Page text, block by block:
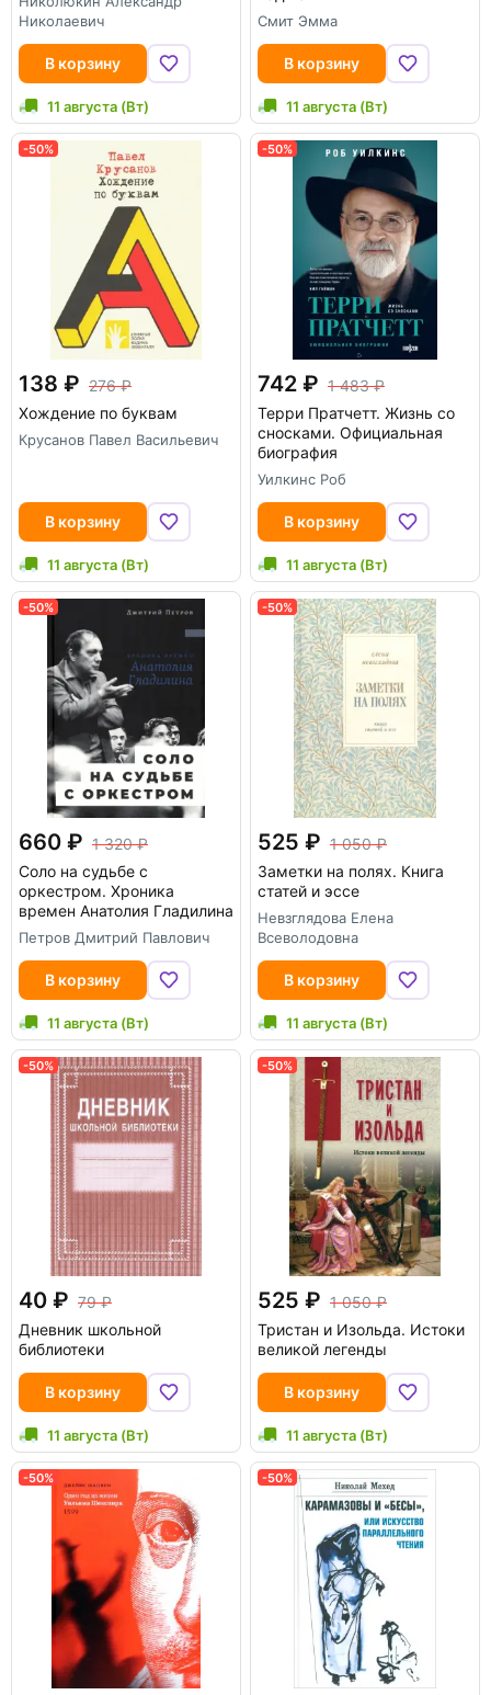
Николаевич
В корзину
11 августа (Вт)
Смит Эмма
В корзину
11 августа (Вт)
-50%
138
276
Хождение по буквам
Крусанов Павел Васильевич
В корзину
11 августа (Вт)
-50%
742
1 483
Терри Пратчетт. Жизнь со
сносками. Официальная
биография
Уилкинс Роб
В корзину
11 августа (Вт)
-50%
660
1 320
Соло на судьбе с
оркестром. Хроника
времен Анатолия Гладилина
Петров Дмитрий Павлович
В корзину
11 августа (Вт)
-50%
525
1 050
Заметки на полях. Книга
статей и эссе
Невзглядова Елена
Всеволодовна
В корзину
11 августа (Вт)
-50%
40
79
Дневник школьной
библиотеки
В корзину
11 августа (Вт)
-50%
525
1 050
Тристан и Изольда. Истоки
великой легенды
В корзину
11 августа (Вт)
-50% -50%